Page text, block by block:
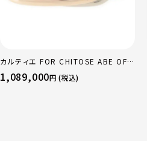
カルティエ FOR CHITOSE ABE OF
sacai サカイ 750 YG×PG×WG ト
リニティ リング 指輪 マルチカラー 50
1,089,000円 (税込)